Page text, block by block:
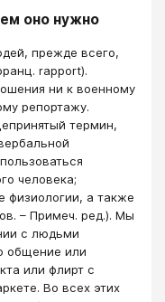
оно нужно
прежде всего,
rapport).
ни к военному
репортажу.
термин,
человека;
физиологии, а также
– Примеч. ред.). Мы
с людьми
общение или
или флирт с
Во всех этих